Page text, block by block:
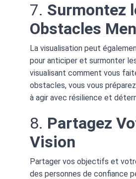
7. Surmontez
Obstacles
La visualisation peut
pour anticiper et surmonter
visualisant comment vous
obstacles, vous vous
à agir avec résilience et
8. Partagez
Vision
Partager vos objectifs et
des personnes de confiance